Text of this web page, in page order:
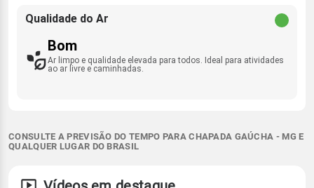
Qualidade do Ar
Bom
Ar limpo e qualidade elevada para todos. Ideal para atividades
ao ar livre e caminhadas.
CONSULTE A PREVISÃO DO TEMPO PARA CHAPADA GAÚCHA - MG E
QUALQUER LUGAR DO BRASIL